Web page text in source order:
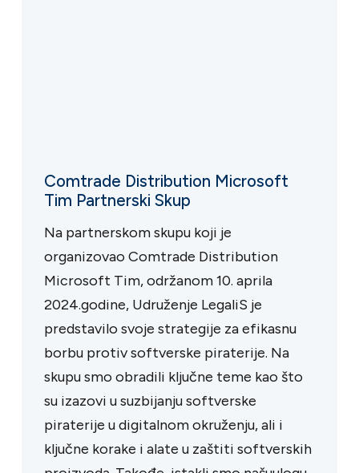
Comtrade Distribution Microsoft
Tim Partnerski Skup
Na partnerskom skupu koji je
organizovao Comtrade Distribution
Microsoft Tim, održanom 10. aprila
2024.godine, Udruženje LegaliS je
predstavilo svoje strategije za efikasnu
borbu protiv softverske piraterije. Na
skupu smo obradili ključne teme kao što
su izazovi u suzbijanju softverske
piraterije u digitalnom okruženju, ali i
ključne korake i alate u zaštiti softverskih